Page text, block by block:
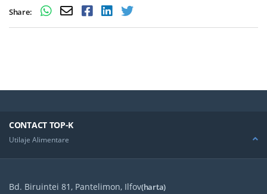
Share:
CONTACT TOP-K
Utilaje Alimentare
Bd. Biruintei 81, Pantelimon, Ilfov(harta)